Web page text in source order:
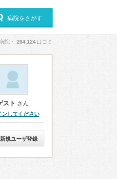
病院をさがす
院・ 264,124 口コミ
スト さん
ンしてください
新規ユーザ登録